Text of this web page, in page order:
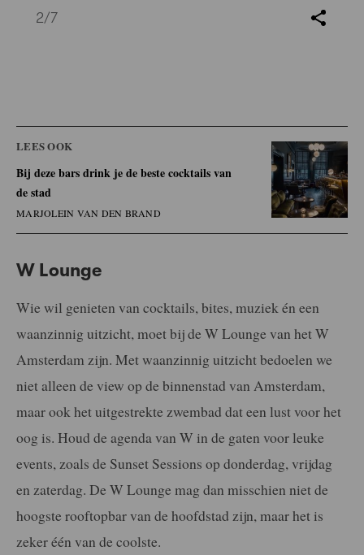
2/7
LEES OOK
Bij deze bars drink je de beste cocktails van
de stad
MARJOLEIN VAN DEN BRAND
W Lounge
Wie wil genieten van cocktails, bites, muziek én een
waanzinnig uitzicht, moet bij de W Lounge van het W
Amsterdam zijn. Met waanzinnig uitzicht bedoelen we
niet alleen de view op de binnenstad van Amsterdam,
maar ook het uitgestrekte zwembad dat een lust voor het
oog is. Houd de agenda van W in de gaten voor leuke
events, zoals de Sunset Sessions op donderdag, vrijdag
en zaterdag. De W Lounge mag dan misschien niet de
hoogste rooftopbar van de hoofdstad zijn, maar het is
zeker één van de coolste.